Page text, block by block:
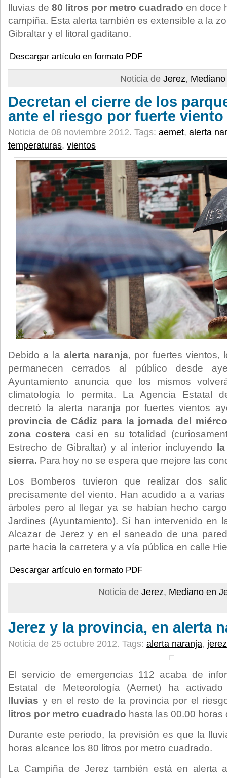
lluvias de 80 litros por metro cuadrado en doce
campiña. Esta alerta también es extensible a la
Gibraltar y el litoral gaditano.
Descargar artículo en formato PDF
Noticia de Jerez,
Decretan el cierre de los
ante el riesgo por fuerte viento
Noticia de 08 noviembre 2012. Tags: aemet, alerta
temperaturas, vientos
Debido a la alerta naranja, por fuertes vientos,
permanecen cerrados al público desde
Ayuntamiento anuncia que los mismos
climatología lo permita. La Agencia Estatal
decretó la alerta naranja por fuertes vientos
provincia de Cádiz para la jornada del
zona costera casi en su totalidad
Estrecho de Gibraltar) y al interior incluyendo
sierra. Para hoy no se espera que mejore las
Los Bomberos tuvieron que realizar dos
precisamente del viento. Han acudido a a
árboles pero al llegar ya se habían hecho
Jardines (Ayuntamiento). Sí han intervenido en
Alcazar de Jerez y en el saneado de una
parte hacia la carretera y a vía pública en calle
Descargar artículo en formato PDF
Noticia de Jerez, Mediano en
Jerez y la provincia, en alerta
Noticia de 25 octubre 2012. Tags: alerta naranja, jerez
El servicio de emergencias 112 acaba de
Estatal de Meteorología (Aemet) ha
lluvias y en el resto de la provincia por el
litros por metro cuadrado hasta las 00.00 horas
Durante este periodo, la previsión es que la
horas alcance los 80 litros por metro cuadrado.
La Campiña de Jerez también está en alerta